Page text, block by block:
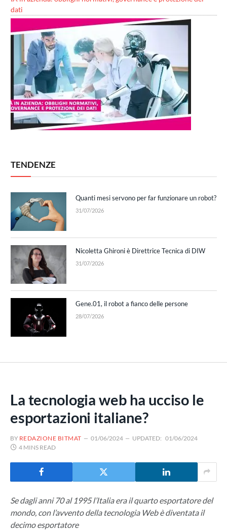
dati
TENDENZE
Quanti mesi servono per far funzionare un robot?
31/07/2026
Nicoletta Ghironi è Direttrice Tecnica di DIW
31/07/2026
Gene.01, il robot a fianco delle persone
28/07/2026
La tecnologia web ha ucciso le
esportazioni italiane?
BY REDAZIONE BITMAT 01/06/2024 UPDATED: 01/06/2024
4 MINS READ
Se dagli anni 70 al 1995 l’Italia era il quarto esportatore del
mondo, con l’avvento della tecnologia Web è diventata il
decimo esportatore